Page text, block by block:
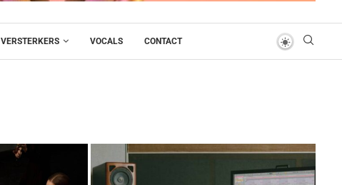
VERSTERKERS VOCALS CONTACT